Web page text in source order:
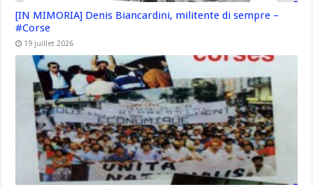
[IN MIMORIA] Denis Biancardini, militente di sempre –
#Corse
19 juillet 2026